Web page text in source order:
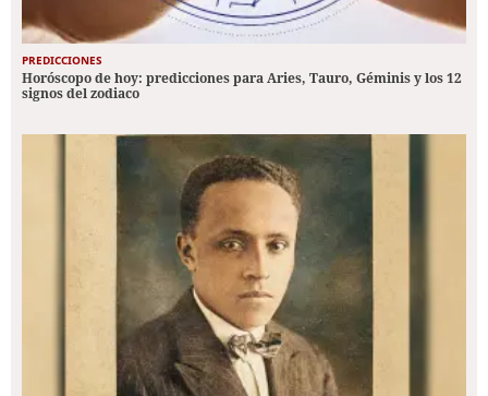
PREDICCIONES
Horóscopo de hoy: predicciones para Aries, Tauro, Géminis y los 12
signos del zodiaco